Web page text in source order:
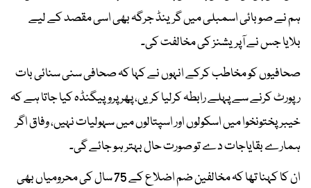
ہم نے صوبائی اسمبلی میں گرینڈ جرگہ بھی اسی مقصد کے لیے
بلایا جس نے آپریشنز کی مخالفت کی۔
صحافیوں کو مخاطب کرکے انہوں نے کہا کہ صحافی سنی سنائی بات
رپورٹ کرنے سے پہلے رابطہ کرلیا کریں، پھر پروپیگنڈہ کیا جاتا ہے کہ
خیبرپختونخوا میں اسکولوں اور اسپتالوں میں سہولیات نہیں، وفاق اگر
ہمارے بقایاجات دے تو صورت حال بہتر ہو جائے گی۔
ان کا کہنا تھا کہ مخالفین ضم اضلاع کے 75 سال کی محرومیاں بھی